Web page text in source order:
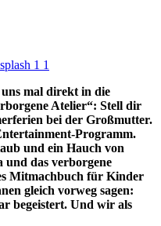
mal direkt in die
Atelier“: Stell dir
bei der Großmutter.
Programm.
und ein Hauch von
und das verborgene
Mitmachbuch für Kinder
gleich vorweg sagen:
begeistert. Und wir als